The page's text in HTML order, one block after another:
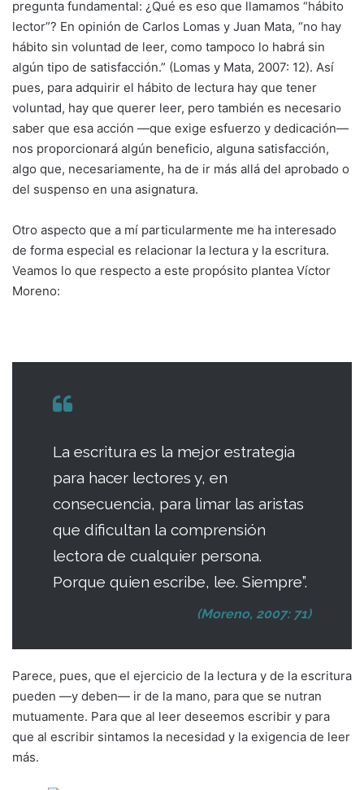
pregunta fundamental: ¿Qué es eso que llamamos “hábito
lector”? En opinión de Carlos Lomas y Juan Mata, “no hay
hábito sin voluntad de leer, como tampoco lo habrá sin
algún tipo de satisfacción.” (Lomas y Mata, 2007: 12). Así
pues, para adquirir el hábito de lectura hay que tener
voluntad, hay que querer leer, pero también es necesario
saber que esa acción —que exige esfuerzo y dedicación—
nos proporcionará algún beneficio, alguna satisfacción,
algo que, necesariamente, ha de ir más allá del aprobado o
del suspenso en una asignatura.
Otro aspecto que a mí particularmente me ha interesado
de forma especial es relacionar la lectura y la escritura.
Veamos lo que respecto a este propósito plantea Víctor
Moreno:
La escritura es la mejor estrategia
para hacer lectores y, en
consecuencia, para limar las aristas
que dificultan la comprensión
lectora de cualquier persona.
Porque quien escribe, lee. Siempre”.
(Moreno, 2007: 71)
Parece, pues, que el ejercicio de la lectura y de la escritura
pueden —y deben— ir de la mano, para que se nutran
mutuamente. Para que al leer deseemos escribir y para
que al escribir sintamos la necesidad y la exigencia de leer
más.